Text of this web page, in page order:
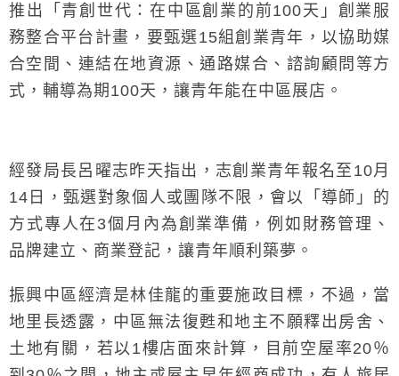
推出「青創世代：在中區創業的前100天」創業服
務整合平台計畫，要甄選15組創業青年，以協助媒
合空間、連結在地資源、通路媒合、諮詢顧問等方
式，輔導為期100天，讓青年能在中區展店。
經發局長呂曜志昨天指出，志創業青年報名至10月
14日，甄選對象個人或團隊不限，會以「導師」的
方式專人在3個月內為創業準備，例如財務管理、
品牌建立、商業登記，讓青年順利築夢。
振興中區經濟是林佳龍的重要施政目標，不過，當
地里長透露，中區無法復甦和地主不願釋出房舍、
土地有關，若以1樓店面來計算，目前空屋率20％